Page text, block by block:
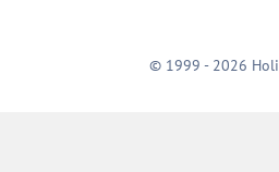
© 1999 - 2026